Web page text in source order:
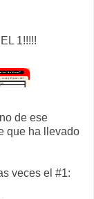
1!!!!!
de ese
que ha llevado
veces el #1: